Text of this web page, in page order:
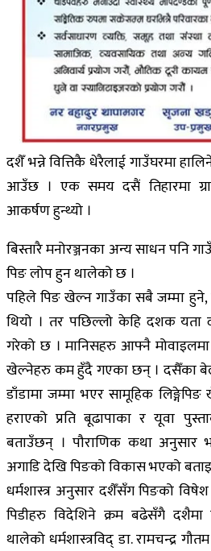
दशैँ भन्ने वित्तिकै धेरैलाई गाउँघरमा
आउँछ । एक समय दसैं तिहारमा
आकर्षण हुन्थ्यो ।
बिस्तारै मनोरञ्जनका अन्य साधन पनि
पिङ लोप हुन थालेको छ ।
पहिले पिङ खेल्न गाउँका सबै जम्मा
थियो । तर पछिल्लो केहि दशक यता
गरेको छ । मानिसहरु आफ्नै
खेल्नेहरु कम हुँदै गएका छन् । दसैँका बेला
डाँडामा जम्मा भएर सामूहिक
हराएको प्रति बूढापाका र यूवा
बताउँछन् । पौराणिक कथा अनुसार
अगाडि देखि पिङको विकास भएको
धर्मशास्त्र अनुसार दशैँसँग पिङको
पिडीहरु विदेशिने क्रम बढेसँगै
थालेको धर्मशास्त्रविद् डा. रामचन्द्र